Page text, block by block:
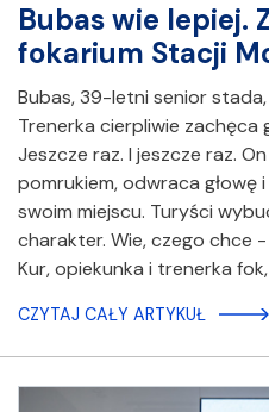
Bubas wie lepiej.
fokarium Stacji
Bubas, 39-letni senior
Trenerka cierpliwie zachęca
Jeszcze raz. I jeszcze raz.
pomrukiem, odwraca
swoim miejscu. Turyści
charakter. Wie, czego chce
Kur, opiekunka i trenerka
CZYTAJ CAŁY ARTYKUŁ